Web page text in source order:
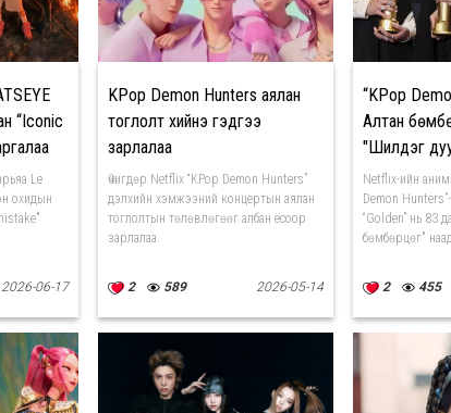
“Iconic
Le
охидын
2026-06-17
KPop Demon Hunters аялан
тоглолт хийнэ гэдгээ
зарлалаа
Өчигдөр Netflix “KPop Demon Hunters”
дэлхийн хэмжээний концертын аялан
тоглолтын төлөвлөгөөг албан ёсоор
зарлалаа.
2 589 2026-05-14
“KPop
Алтан
"Шилдэг
Netflix-ийн
Demon
“Golden” нь 83
бөмбөрцөг"
2 455